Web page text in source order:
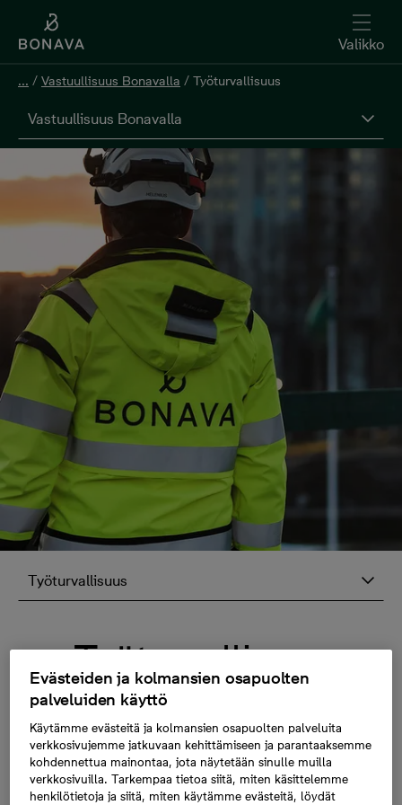
Valikko
... / Vastuullisuus Bonavalla / Työturvallisuus
Vastuullisuus Bonavalla
Työturvallisuus
Työturvallisuus
Kaikessa toiminnassamme on aina etusijalla
ihmisten ja ympäristön hyvinvointi sekä
turvallisuus. Meille tärkeintä on, että jokainen
työmaillamme tai tiloissamme työskentelevä voi
Evästeiden ja kolmansien osapuolten
palveluiden käyttö
Käytämme evästeitä ja kolmansien osapuolten palveluita
verkkosivujemme jatkuvaan kehittämiseen ja parantaaksemme
kohdennettua mainontaa, jota näytetään sinulle muilla
verkkosivuilla. Tarkempaa tietoa siitä, miten käsittelemme
henkilötietoja ja siitä, miten käytämme evästeitä, löydät